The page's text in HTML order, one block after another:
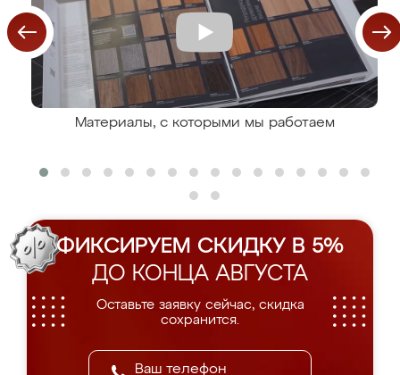
Материалы, с которыми мы работаем
ФИКСИРУЕМ СКИДКУ В 5%
ДО КОНЦА АВГУСТА
Оставьте заявку сейчас, скидка
сохранится.